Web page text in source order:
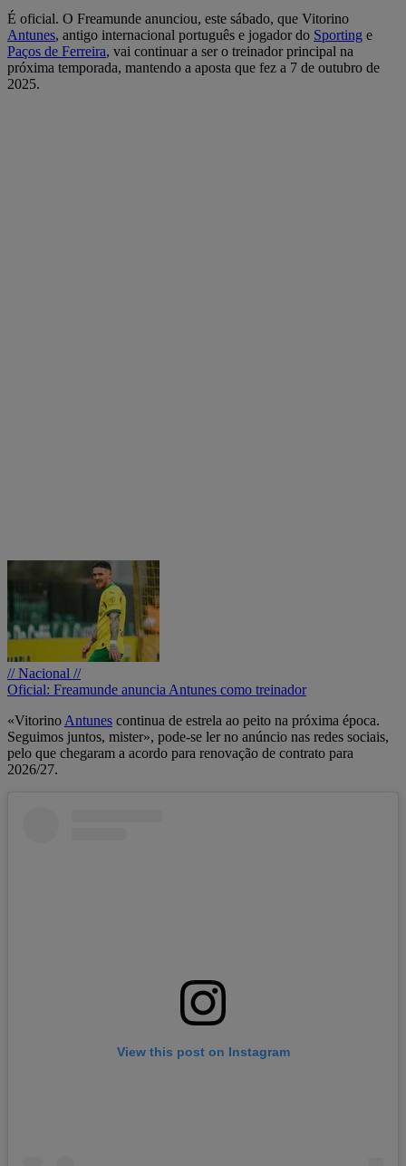
É oficial. O Freamunde anunciou, este sábado, que Vitorino
Antunes, antigo internacional português e jogador do Sporting e
Paços de Ferreira, vai continuar a ser o treinador principal na
próxima temporada, mantendo a aposta que fez a 7 de outubro de
2025.
// Nacional //
Oficial: Freamunde anuncia Antunes como treinador
«Vitorino Antunes continua de estrela ao peito na próxima época.
Seguimos juntos, mister», pode-se ler no anúncio nas redes sociais,
pelo que chegaram a acordo para renovação de contrato para
2026/27.
View this post on Instagram